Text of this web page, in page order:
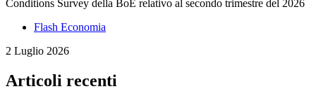
Conditions Survey della BoE relativo al secondo trimestre del 2026
Flash Economia
2 Luglio 2026
Articoli recenti